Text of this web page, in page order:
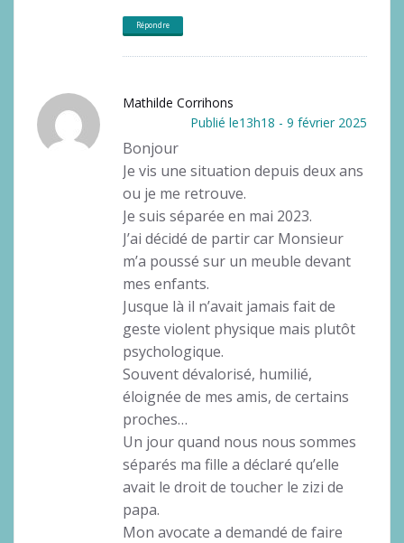
Répondre
Mathilde Corrihons
Publié le13h18 - 9 février 2025
Bonjour
Je vis une situation depuis deux ans
ou je me retrouve.
Je suis séparée en mai 2023.
J’ai décidé de partir car Monsieur
m’a poussé sur un meuble devant
mes enfants.
Jusque là il n’avait jamais fait de
geste violent physique mais plutôt
psychologique.
Souvent dévalorisé, humilié,
éloignée de mes amis, de certains
proches…
Un jour quand nous nous sommes
séparés ma fille a déclaré qu’elle
avait le droit de toucher le zizi de
papa.
Mon avocate a demandé de faire